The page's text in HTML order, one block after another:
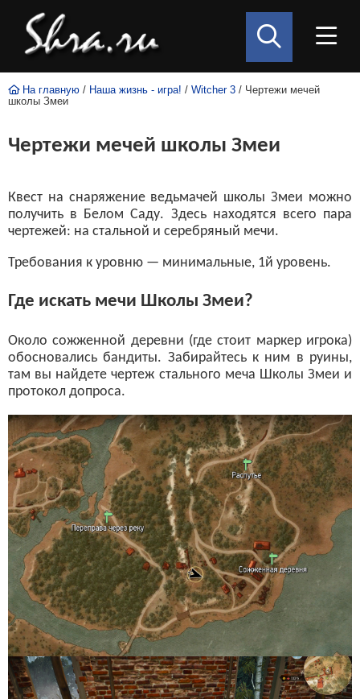
На главную / Наша жизнь - игра! / Witcher 3 / Чертежи мечей
школы Змеи
Чертежи мечей школы Змеи
Квест на снаряжение ведьмачей школы Змеи можно
получить в Белом Саду. Здесь находятся всего пара
чертежей: на стальной и серебряный мечи.
Требования к уровню — минимальные, 1й уровень.
Где искать мечи Школы Змеи?
Около сожженной деревни (где стоит маркер игрока)
обосновались бандиты. Забирайтесь к ним в руины,
там вы найдете чертеж стального меча Школы Змеи и
протокол допроса.